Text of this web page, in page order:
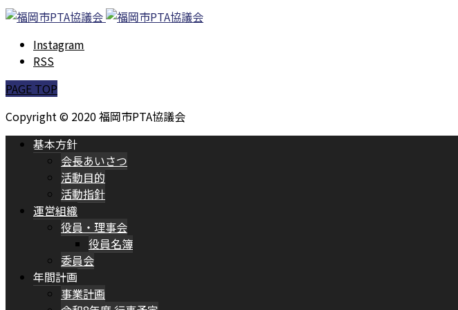
Instagram
RSS
PAGE TOP
Copyright © 2020 福岡市PTA協議会
基本方針
会長あいさつ
活動目的
活動指針
運営組織
役員・理事会
役員名簿
委員会
年間計画
事業計画